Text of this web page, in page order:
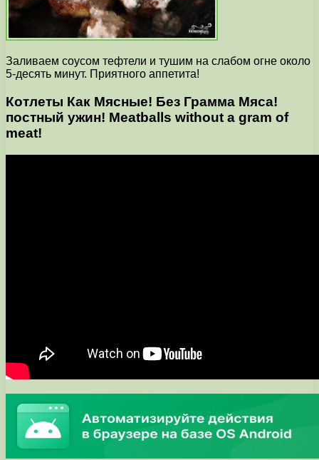
Заливаем соусом тефтели и тушим на слабом огне около
5-десять минут. Приятного аппетита!
Котлеты Как Мясные! Без Грамма Мяса!
постный ужин! Meatballs without a gram of
meat!